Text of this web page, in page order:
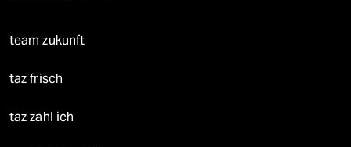
team zukunft
taz frisch
taz zahl ich